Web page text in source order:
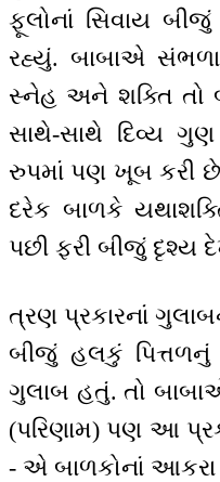
ફૂલોનાં સિવાય
રહ્યું. બાબાએ
સ્નેહ અને શક્તિ તો
સાથે-સાથે દિવ્ય ગુણ
રુપમાં પણ ખૂબ કરી છે.
દરેક બાળકે
પછી ફરી બીજું દૃશ્ય
ત્રણ પ્રકારનાં
બીજું હલકું
ગુલાબ હતું. તો
(પરિણામ) પણ આ
- એ બાળકોનાં આકરા